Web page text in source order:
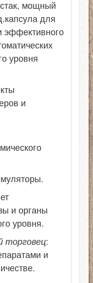
мощный
для
эффективного
уровня
и
и органы
уровня.
торговец:
и